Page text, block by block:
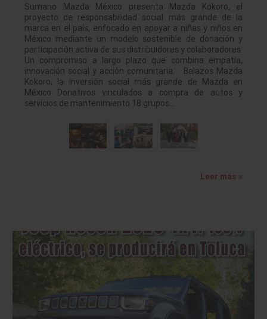
Sumario Mazda México presenta Mazda Kokoro, el
proyecto de responsabilidad social más grande de la
marca en el país, enfocado en apoyar a niñas y niños en
México mediante un modelo sostenible de donación y
participación activa de sus distribuidores y colaboradores.
Un compromiso a largo plazo que combina empatía,
innovación social y acción comunitaria. Balazos Mazda
Kokoro, la inversión social más grande de Mazda en
México Donativos vinculados a compra de autos y
servicios de mantenimiento 18 grupos…
Leer más »